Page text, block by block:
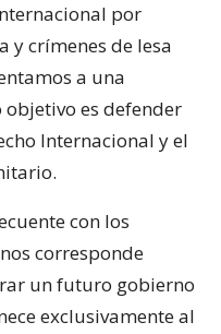
por
y crímenes de lesa
a una
es defender
Internacional y el
con los
corresponde
un futuro gobierno
exclusivamente al